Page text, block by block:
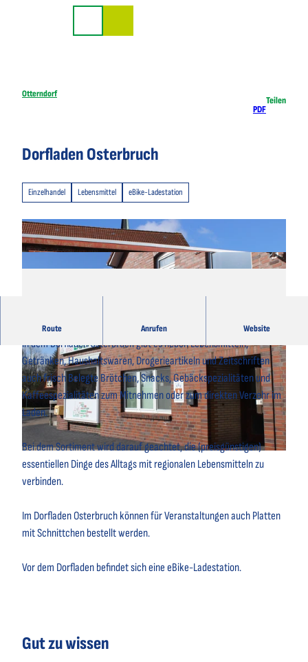
Otterndorf
PDF
Teilen
Dorfladen Osterbruch
Einzelhandel Lebensmittel eBike-Ladestation
© A. Brüning |CC-BY
Route Anrufen Website
Ein Treffpunkt für Einheimische und Gäste
In dem Dorfladen Osterbruch gibt es neben Lebensmitteln,
Getränken, Haushaltswaren, Drogerieartikeln und Zeitschriften
auch frisch Belegte Brötchen, Snacks, Gebäckspezialitäten und
Kaffeespezialitäten zum Mitnehmen oder zum direkten Verzehr im
Laden.
Bei dem Sortiment wird darauf geachtet, die (preisgünstigen)
essentiellen Dinge des Alltags mit regionalen Lebensmitteln zu
verbinden.
Im Dorfladen Osterbruch können für Veranstaltungen auch Platten
mit Schnittchen bestellt werden.
Vor dem Dorfladen befindet sich eine eBike-Ladestation.
Gut zu wissen